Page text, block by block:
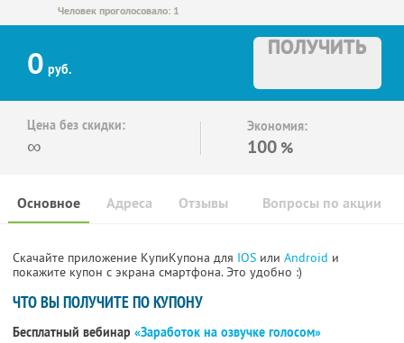
Человек проголосовало: 1
0 руб.
ПОЛУЧИТЬ
Цена без скидки:
∞
Экономия:
100 %
Основное Отзывы Вопросы по акции
Адреса
Скачайте приложение КупиКупона для IOS или Android и
покажите купон с экрана смартфона. Это удобно :)
ЧТО ВЫ ПОЛУЧИТЕ ПО КУПОНУ
Бесплатный вебинар «Заработок на озвучке голосом»